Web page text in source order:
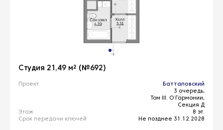
Студия 21,49 м² (№692)
Проект
Батталовский
3 очередь,
Том III. О Гармонии,
Секция Д
Этаж
8 эт.
Срок передачи ключей
Не позднее 31.12.2028